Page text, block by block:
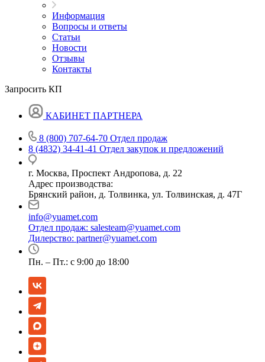
Информация
Вопросы и ответы
Статьи
Новости
Отзывы
Контакты
Запросить КП
КАБИНЕТ ПАРТНЕРА
8 (800) 707-64-70 Отдел продаж
8 (4832) 34-41-41 Отдел закупок и предложений
г. Москва, Проспект Андропова, д. 22
Адрес производства:
Брянский район, д. Толвинка, ул. Толвинская, д. 47Г
info@yuamet.com
Отдел продаж: salesteam@yuamet.com
Дилерство: partner@yuamet.com
Пн. – Пт.: с 9:00 до 18:00